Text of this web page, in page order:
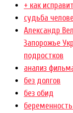
+ как
cудьба
Александр
Запорожье
подростков
анализ
без долгов
без обид